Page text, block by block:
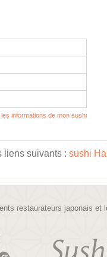
les informations de mon sushi
liens suivants : sushi
restaurateurs japonais et